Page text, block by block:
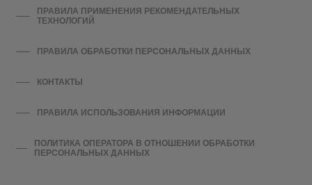
ПРАВИЛА ПРИМЕНЕНИЯ РЕКОМЕНДАТЕЛЬНЫХ
ТЕХНОЛОГИЙ
ПРАВИЛА ОБРАБОТКИ ПЕРСОНАЛЬНЫХ ДАННЫХ
КОНТАКТЫ
ПРАВИЛА ИСПОЛЬЗОВАНИЯ ИНФОРМАЦИИ
ПОЛИТИКА ОПЕРАТОРА В ОТНОШЕНИИ ОБРАБОТКИ
ПЕРСОНАЛЬНЫХ ДАННЫХ